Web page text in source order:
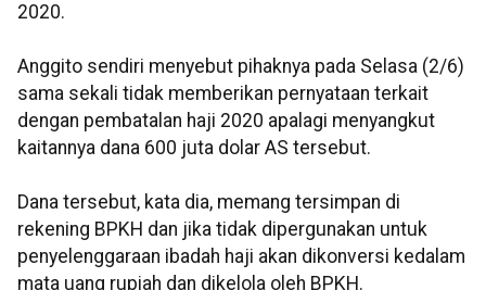
2020.
Anggito sendiri menyebut pihaknya pada Selasa (2/6)
sama sekali tidak memberikan pernyataan terkait
dengan pembatalan haji 2020 apalagi menyangkut
kaitannya dana 600 juta dolar AS tersebut.
Dana tersebut, kata dia, memang tersimpan di
rekening BPKH dan jika tidak dipergunakan untuk
penyelenggaraan ibadah haji akan dikonversi kedalam
mata uang rupiah dan dikelola oleh BPKH.